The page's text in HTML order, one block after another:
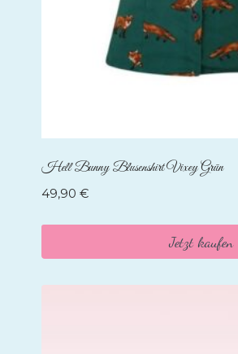
Hell Bunny Blusenshirt Vixey Grün
49,90 €
Jetzt kaufen